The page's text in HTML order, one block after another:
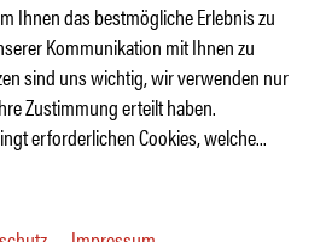
Range Rover
Ihnen das bestmögliche Erlebnis zu
Kommunikation mit Ihnen zu
sind uns wichtig, wir verwenden nur
Zustimmung erteilt haben.
erforderlichen Cookies, welche...